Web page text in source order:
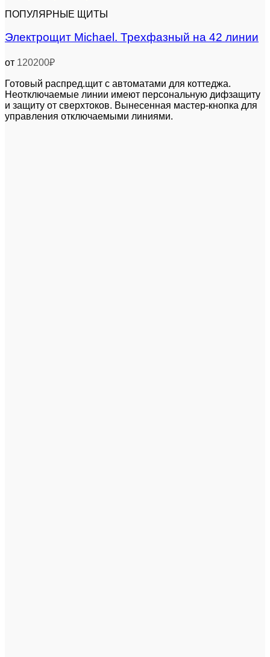
ПОПУЛЯРНЫЕ ЩИТЫ
Электрощит Michael. Трехфазный на 42 линии
от 120200₽
Готовый распред.щит с автоматами для коттеджа.
Неотключаемые линии имеют персональную дифзащиту
и защиту от сверхтоков. Вынесенная мастер-кнопка для
управления отключаемыми линиями.